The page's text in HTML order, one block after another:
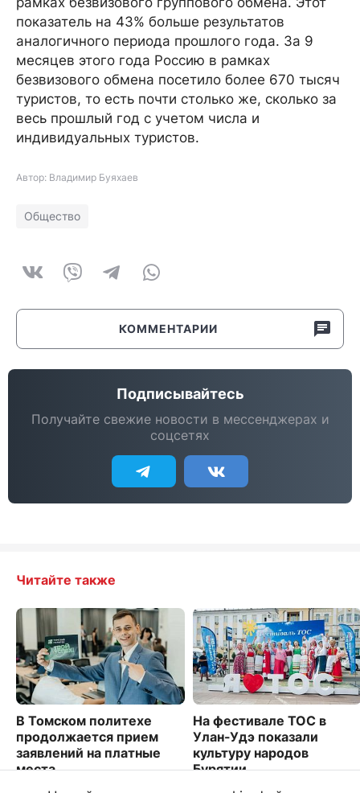
показатель на 43% больше результатов
аналогичного периода прошлого года. За 9
месяцев этого года Россию в рамках
безвизового обмена посетило более 670 тысяч
туристов, то есть почти столько же, сколько за
весь прошлый год с учетом числа и
индивидуальных туристов.
Автор: Владимир Буяхаев
Общество
КОММЕНТАРИИ
Подписывайтесь
Получайте свежие новости в мессенджерах и
соцсетях
Читайте также
В Томском политехе
продолжается прием
заявлений на платные
места
На фестивале ТОС в
Улан-Удэ показали
культуру народов
Бурятии